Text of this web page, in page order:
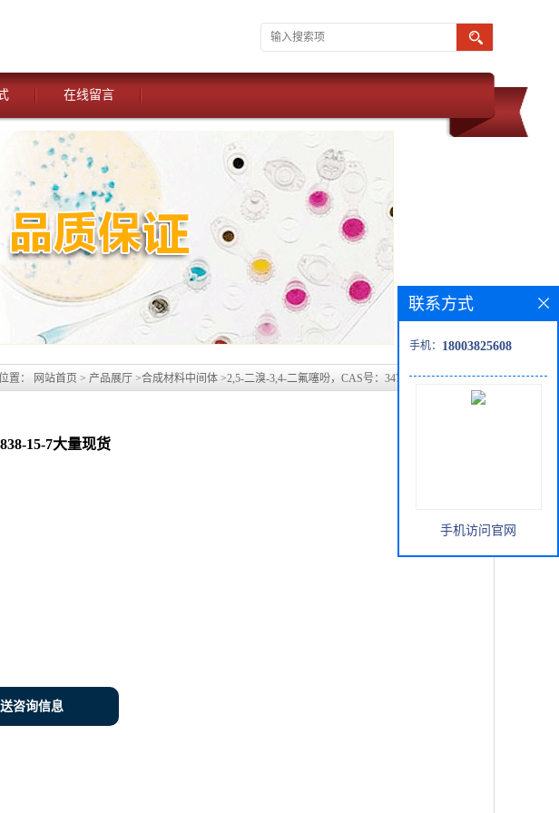
在线留言
置： 网站首页 > 产品展厅 >合成材料中间体 >2,5-二溴-3,4-二氟噻吩，CAS号：347838-15-7大量现货
15-7大量现货
咨询信息
联系方式
手机： 18003825608
手机访问官网